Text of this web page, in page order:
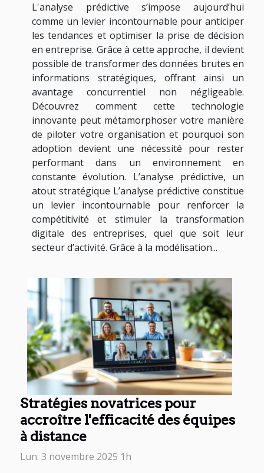
L'analyse prédictive s’impose aujourd’hui
comme un levier incontournable pour anticiper
les tendances et optimiser la prise de décision
en entreprise. Grâce à cette approche, il devient
possible de transformer des données brutes en
informations stratégiques, offrant ainsi un
avantage concurrentiel non négligeable.
Découvrez comment cette technologie
innovante peut métamorphoser votre manière
de piloter votre organisation et pourquoi son
adoption devient une nécessité pour rester
performant dans un environnement en
constante évolution. L’analyse prédictive, un
atout stratégique L’analyse prédictive constitue
un levier incontournable pour renforcer la
compétitivité et stimuler la transformation
digitale des entreprises, quel que soit leur
secteur d’activité. Grâce à la modélisation...
Stratégies novatrices pour
accroître l'efficacité des équipes
à distance
Lun. 3 novembre 2025 1h